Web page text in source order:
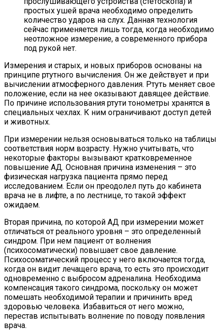
простых ушей врача необходимо определить
количество ударов на слух. Данная технология
сейчас применяется лишь тогда, когда необходимо
неотложное измерение, а современного прибора
под рукой нет.
Измерения и старых, и новых приборов основаны на
принципе ртутного вычисления. Он же действует и при
вычислении атмосферного давления. Ртуть меняет свое
положение, если на нее оказывают давящее действие.
По причине использования ртути тонометры хранятся в
специальных чехлах. К ним ограничивают доступ детей
и животных.
При измерении нельзя основываться только на таблицы
соответствия норм возрасту. Нужно учитывать, что
некоторые факторы вызывают кратковременное
повышение АД. Основная причина изменения – это
физическая нагрузка пациента прямо перед
исследованием. Если он преодолел путь до кабинета
врача не в лифте, а по лестнице, то такой эффект
ожидаем.
Вторая причина, по которой АД при измерении может
отличаться от реального уровня – это определенный
синдром. При нем пациент от волнения
(психосоматически) повышает свое давление.
Психосоматический процесс у него включается тогда,
когда он видит лечащего врача, то есть это происходит
одновременно с выбросом адреналина. Необходима
компенсация такого синдрома, поскольку он может
помешать необходимой терапии и причинить вред
здоровью человека. Избавиться от него можно,
перестав испытывать волнение по поводу появления
врача.